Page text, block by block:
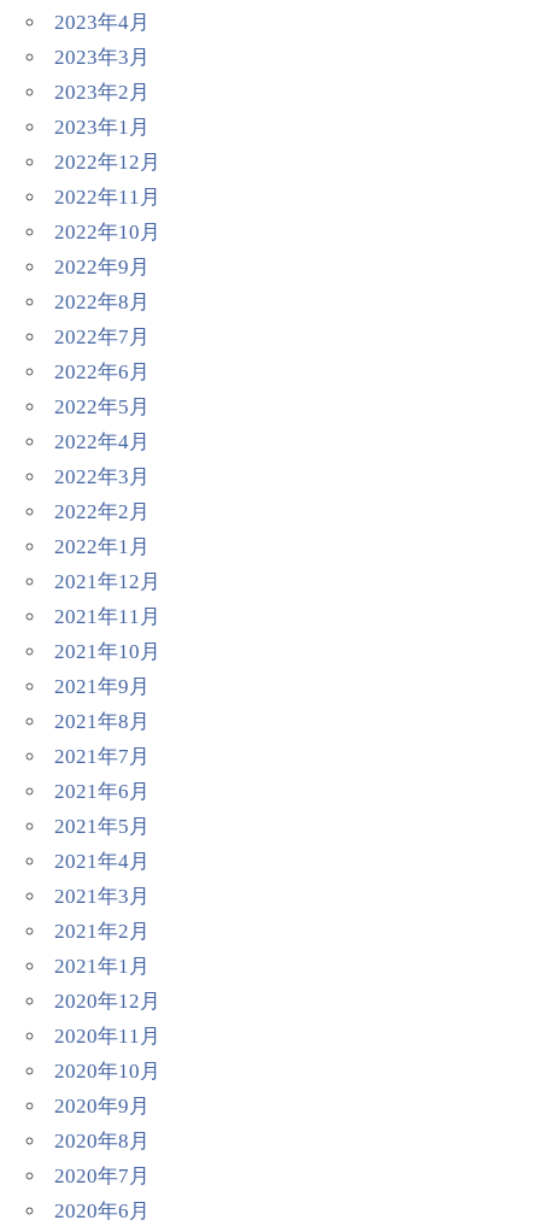
2023年4月
2023年3月
2023年2月
2023年1月
2022年12月
2022年11月
2022年10月
2022年9月
2022年8月
2022年7月
2022年6月
2022年5月
2022年4月
2022年3月
2022年2月
2022年1月
2021年12月
2021年11月
2021年10月
2021年9月
2021年8月
2021年7月
2021年6月
2021年5月
2021年4月
2021年3月
2021年2月
2021年1月
2020年12月
2020年11月
2020年10月
2020年9月
2020年8月
2020年7月
2020年6月